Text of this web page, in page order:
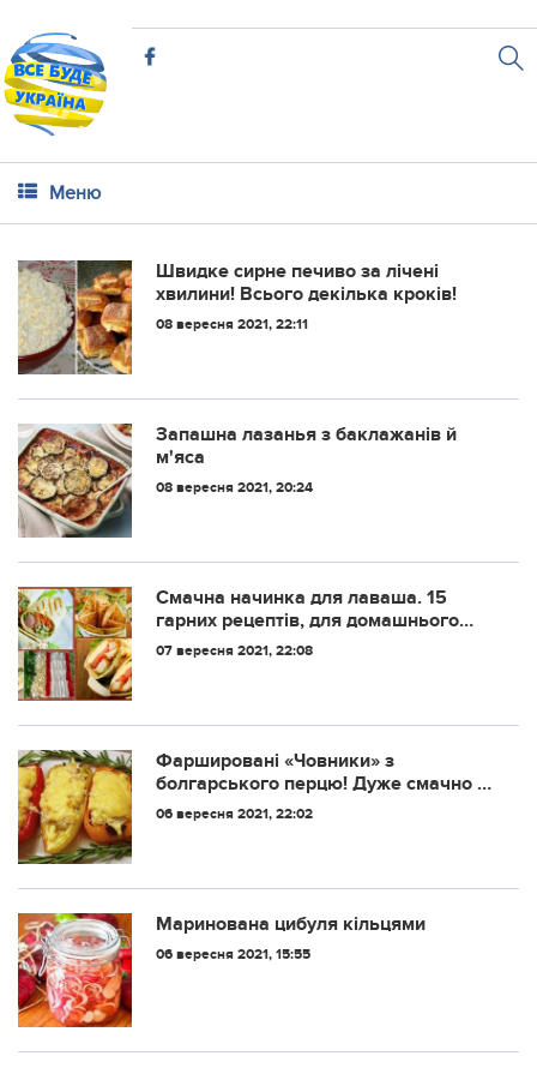
Меню
Швидке сирне печиво за лічені
хвилини! Всього декілька кроків!
08 вересня 2021, 22:11
Запашна лазанья з баклажанів й
м'яса
08 вересня 2021, 20:24
Смачна начинка для лаваша. 15
гарних рецептів, для домашнього
приготування
07 вересня 2021, 22:08
Фаршировані «Човники» з
болгарського перцю! Дуже смачно і
просто!
06 вересня 2021, 22:02
Маринована цибуля кільцями
06 вересня 2021, 15:55